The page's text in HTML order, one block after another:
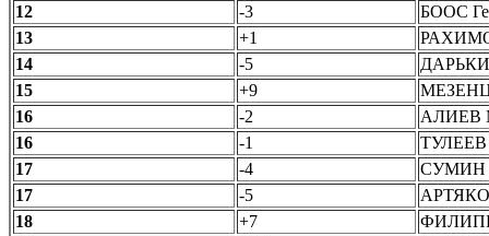
12
-3
БООС
13
+1
14
-5
15
+9
16
-2
АЛИЕВ
16
-1
ТУЛЕЕВ
17
-4
СУМИН
17
-5
18
+7